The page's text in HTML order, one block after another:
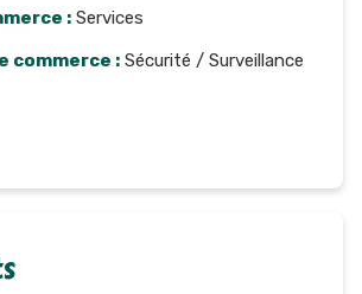
: Services
commerce : Sécurité / Surveillance